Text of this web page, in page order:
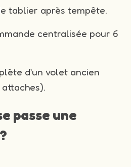
tablier après tempête.
centralisée pour 6
d’un volet ancien
passe une